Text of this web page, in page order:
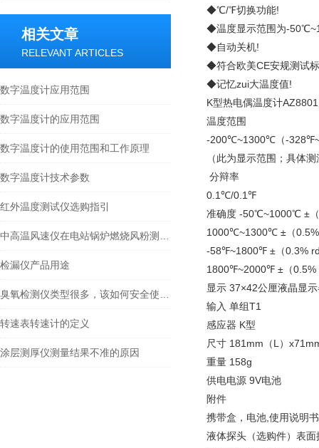
相关文章
RELEVANT ARTICLES
数字温度计应用范围
数字温度计的应用范围
数字温度计的使用范围和工作原理
数字温度计技术参数
红外温度测试仪选购指引
检漏仪产品用途
转速表转速计的定义
涂层测厚仪测量结果不准的原因
◆℃/℉切换功能!
◆温度显示范围为-
◆自动关机!
◆符合欧美CE安规测试
◆记忆zui大温度值!
K型热电偶温度计
温度范围
-200℃~1300℃（-
（此为显示范围；具体
分辩率
0.1℃/0.1℉
准确度 -50℃~1000℃ ±
1000℃~1300℃ ±（
-58℉~1800℉ ±（0.3%
1800℉~2000℉ ±（
显示 37×42公厘液晶显
输入 单组T1
感应器 K型
尺寸 181mm（L）
重量 158g
供电电源 9V电池
附件
携带盒，电池,使用说明
液体探头（选购件）表